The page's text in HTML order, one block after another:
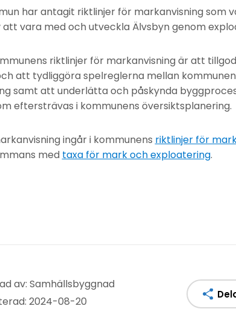
har antagit riktlinjer för markanvisning som
vara med och utveckla Älvsbyn genom
riktlinjer för markanvisning är att
att tydliggöra spelreglerna mellan
samt att underlätta och påskynda
eftersträvas i kommunens översiktsplanering.
ingår i kommunens riktlinjer för
med taxa för mark och exploatering.
av: Samhällsbyggnad
2024-08-20